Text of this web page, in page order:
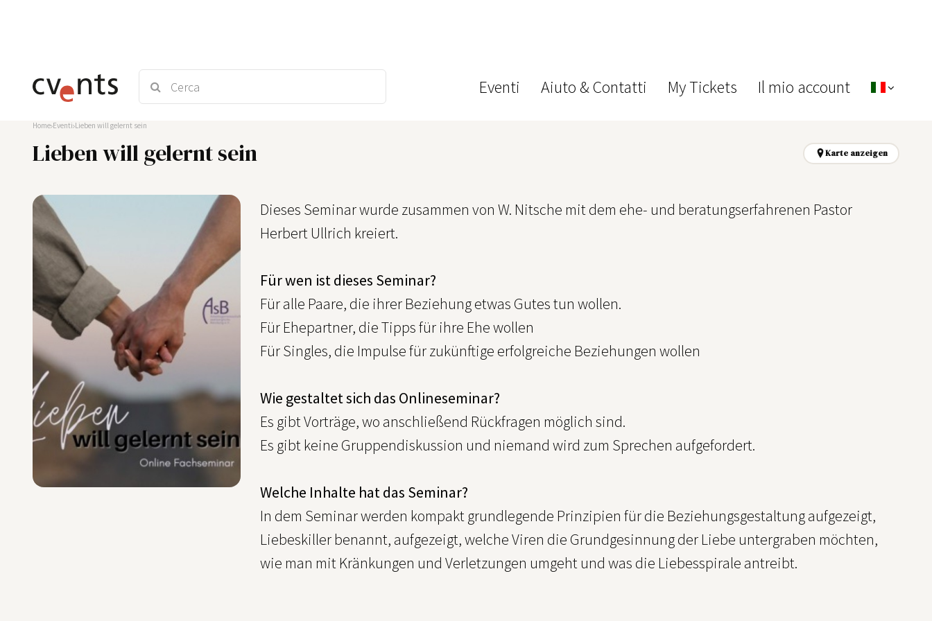
Eventi Aiuto & Contatti My Tickets Il mio account
Home Eventi Lieben will gelernt sein
Lieben will gelernt sein Karte anzeigen
Dieses Seminar wurde zusammen von W. Nitsche mit dem ehe- und beratungserfahrenen Pastor
Herbert Ullrich kreiert.
Für wen ist dieses Seminar?
Für alle Paare, die ihrer Beziehung etwas Gutes tun wollen.
Für Ehepartner, die Tipps für ihre Ehe wollen
Für Singles, die Impulse für zukünftige erfolgreiche Beziehungen wollen
Wie gestaltet sich das Onlineseminar?
Es gibt Vorträge, wo anschließend Rückfragen möglich sind.
Es gibt keine Gruppendiskussion und niemand wird zum Sprechen aufgefordert.
Welche Inhalte hat das Seminar?
In dem Seminar werden kompakt grundlegende Prinzipien für die Beziehungsgestaltung aufgezeigt,
Liebeskiller benannt, aufgezeigt, welche Viren die Grundgesinnung der Liebe untergraben möchten,
wie man mit Kränkungen und Verletzungen umgeht und was die Liebesspirale antreibt.